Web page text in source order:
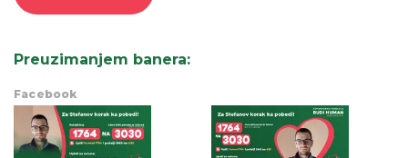
Preuzimanjem banera:
Facebook